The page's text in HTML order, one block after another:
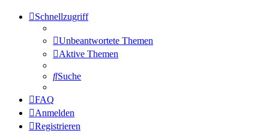
Schnellzugriff
Unbeantwortete Themen
Aktive Themen
Suche
FAQ
Anmelden
Registrieren